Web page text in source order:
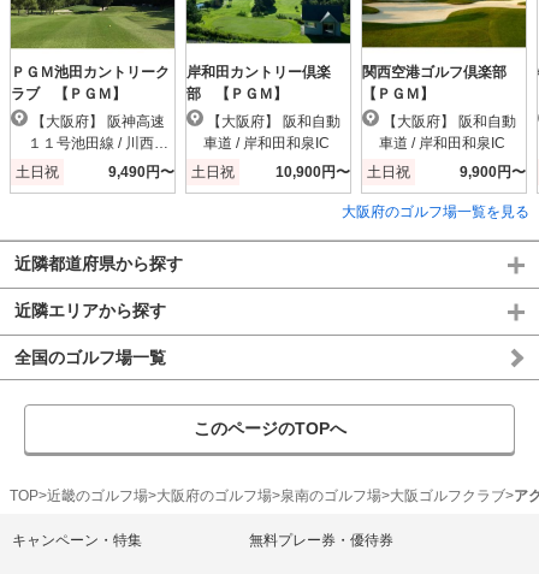
ＰＧＭ池田カントリーク
ラブ 【ＰＧＭ】
１１号池田線 / 川西小
花IC
土日祝 9,490円〜
岸和田カントリー倶楽
部 【ＰＧＭ】
車道 / 岸和田和泉IC
土日祝
10,900円〜
関西空港ゴルフ倶楽部
【ＰＧＭ】
車道 / 岸和田和泉IC
土日祝
9,900円〜
大阪府のゴルフ場一覧を見る
近隣都道府県から探す
近隣エリアから探す
全国のゴルフ場一覧
このページのTOPへ
TOP 近畿のゴルフ場 大阪府のゴルフ場 泉南のゴルフ場 大阪ゴルフクラブ ア
キャンペーン・特集 無料プレー券・優待券